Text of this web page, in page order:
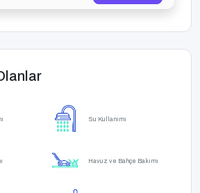
Su Kullanımı
Havuz ve Bahçe Bakımı